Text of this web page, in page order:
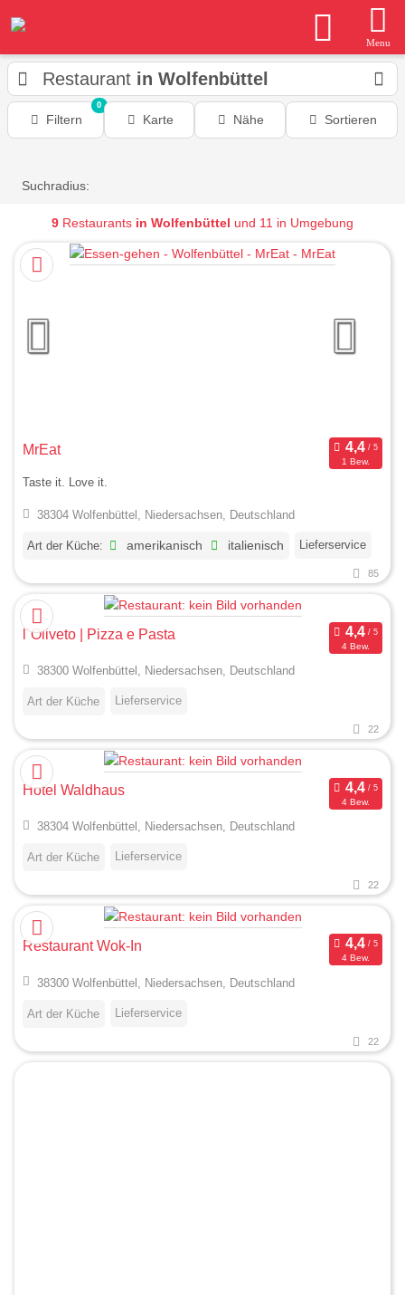
Menu
Restaurant in Wolfenbüttel
Filtern
0
Karte Nähe Sortieren
Suchradius:
9 Restaurants in Wolfenbüttel und 11 in Umgebung
MrEat
1 Bew.
Taste it. Love it.
38304 Wolfenbüttel, Niedersachsen, Deutschland
Art der Küche: amerikanisch italienisch Lieferservice
85
l´Oliveto | Pizza e Pasta
4 Bew.
38300 Wolfenbüttel, Niedersachsen, Deutschland
Art der Küche Lieferservice
22
Hotel Waldhaus
4 Bew.
38304 Wolfenbüttel, Niedersachsen, Deutschland
Art der Küche Lieferservice
22
Restaurant Wok-In
4 Bew.
38300 Wolfenbüttel, Niedersachsen, Deutschland
Art der Küche Lieferservice
22